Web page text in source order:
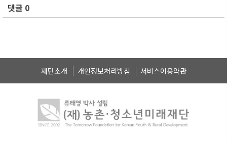
댓글 0
재단소개 개인정보처리방침 서비스이용약관